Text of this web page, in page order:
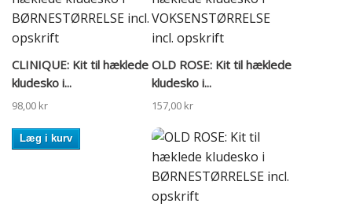
CLINIQUE: Kit til hæklede
kludesko i...
98,00 kr
Læg i kurv
OLD ROSE: Kit til hæklede
kludesko i...
157,00 kr